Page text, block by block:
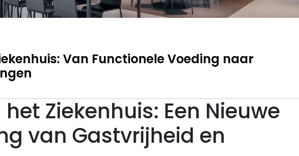
Van Functionele Voeding naar
Ziekenhuis: Een Nieuwe
van Gastvrijheid en